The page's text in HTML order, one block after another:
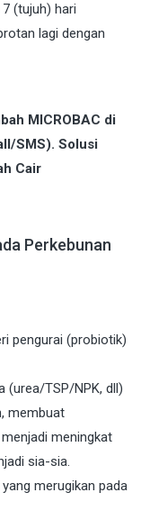
(tujuh) hari
lagi dengan
MICROBAC di
SMS). Solusi
Cair
Perkebunan
pengurai (probiotik)
(urea/TSP/NPK, dll)
membuat
meningkat
sia-sia.
merugikan pada